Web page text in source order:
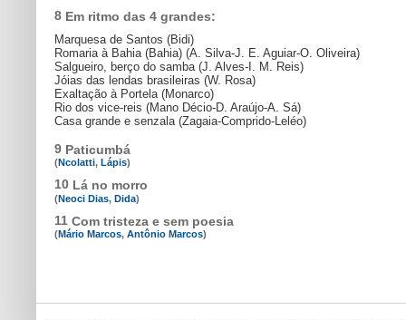
8 Em ritmo das 4 grandes:
Marquesa de Santos (Bidi)
Romaria à Bahia (Bahia) (A. Silva-J. E. Aguiar-O. Oliveira)
Salgueiro, berço do samba (J. Alves-I. M. Reis)
Jóias das lendas brasileiras (W. Rosa)
Exaltação à Portela (Monarco)
Rio dos vice-reis (Mano Décio-D. Araújo-A. Sá)
Casa grande e senzala (Zagaia-Comprido-Leléo)
9 Paticumbá
(Ncolatti, Lápis)
10 Lá no morro
(Neoci Dias, Dida)
11 Com tristeza e sem poesia
(Mário Marcos, Antônio Marcos)